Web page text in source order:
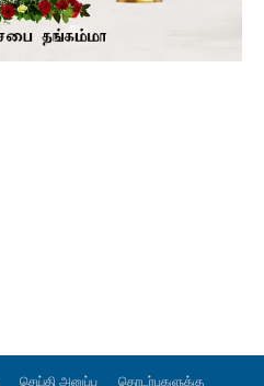
செய்தி அனுப்ப தொடர்புகளுக்கு